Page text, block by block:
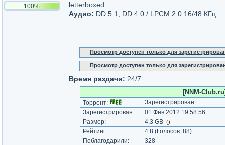
100%
letterboxed
Аудио: DD 5.1, DD 4.0 / LPCM 2.0 16/48 КГц
Просмотр доступен только для
Просмотр доступен только для
Время раздачи: 24/7
[NNM-
Торрент:
Зарегистрирован
Зарегистрирован:
01 Фев 2012 19:58:56
Размер:
4.3 GB ()
Рейтинг: 4.8 (Голосов: 88)
Поблагодарили:
328